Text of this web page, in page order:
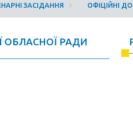
ЗАСІДАННЯ ОФІЦІЙНІ
ОБЛАСНОЇ РАДИ